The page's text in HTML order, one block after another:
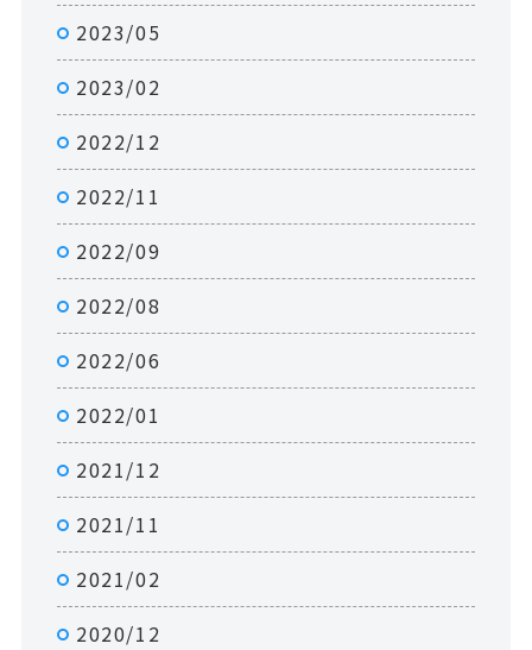
2023/05
2023/02
2022/12
2022/11
2022/09
2022/08
2022/06
2022/01
2021/12
2021/11
2021/02
2020/12